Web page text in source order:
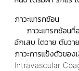
ภาวะแทรกซ้อน
ภาวะแทรกซ้อนที่อ
อักเสบ ไตวาย ตับว
ภาวะการแข็งตัวขอ
Intravascular